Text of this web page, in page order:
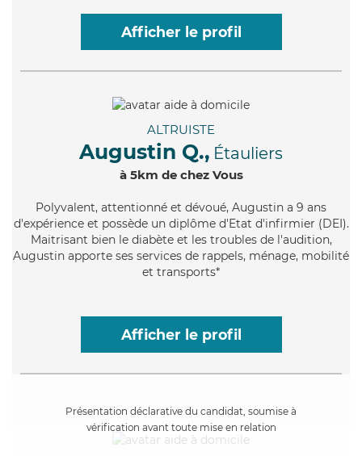
Afficher le profil
ALTRUISTE
Augustin Q., Étauliers
à 5km de chez Vous
Polyvalent, attentionné et dévoué, Augustin a 9 ans
d'expérience et possède un diplôme d'Etat d'infirmier (DEI).
Maitrisant bien le diabète et les troubles de l'audition,
Augustin apporte ses services de rappels, ménage, mobilité
et transports*
Afficher le profil
Présentation déclarative du candidat, soumise à
vérification avant toute mise en relation